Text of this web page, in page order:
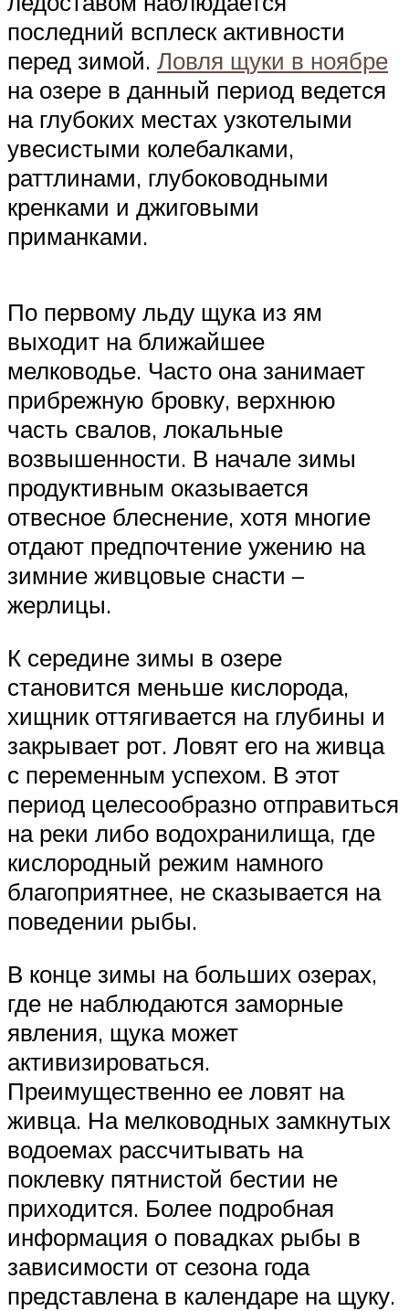
последний всплеск активности
перед зимой. Ловля щуки в ноябре
на озере в данный период ведется
на глубоких местах узкотелыми
увесистыми колебалками,
раттлинами, глубоководными
кренками и джиговыми
приманками.
По первому льду щука из ям
выходит на ближайшее
мелководье. Часто она занимает
прибрежную бровку, верхнюю
часть свалов, локальные
возвышенности. В начале зимы
продуктивным оказывается
отвесное блеснение, хотя многие
отдают предпочтение ужению на
зимние живцовые снасти –
жерлицы.
К середине зимы в озере
становится меньше кислорода,
хищник оттягивается на глубины и
закрывает рот. Ловят его на живца
с переменным успехом. В этот
период целесообразно отправиться
на реки либо водохранилища, где
кислородный режим намного
благоприятнее, не сказывается на
поведении рыбы.
В конце зимы на больших озерах,
где не наблюдаются заморные
явления, щука может
активизироваться.
Преимущественно ее ловят на
живца. На мелководных замкнутых
водоемах рассчитывать на
поклевку пятнистой бестии не
приходится. Более подробная
информация о повадках рыбы в
зависимости от сезона года
представлена в календаре на щуку.